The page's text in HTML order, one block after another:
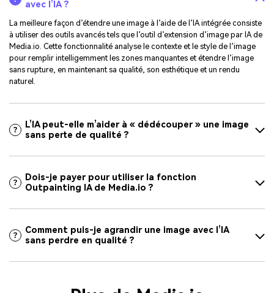
avec l’IA ?
La meilleure façon d’étendre une image à l’aide de l’IA intégrée consiste
à utiliser des outils avancés tels que l’outil d’extension d’image par IA de
Media.io. Cette fonctionnalité analyse le contexte et le style de l’image
pour remplir intelligemment les zones manquantes et étendre l’image
sans rupture, en maintenant sa qualité, son esthétique et un rendu
naturel.
L’IA peut-elle m’aider à « dédécouper » une image
sans perte de qualité ?
Dois-je payer pour utiliser la fonction
Outpainting IA de Media.io ?
Comment puis-je agrandir une image avec l’IA
sans perdre en qualité ?